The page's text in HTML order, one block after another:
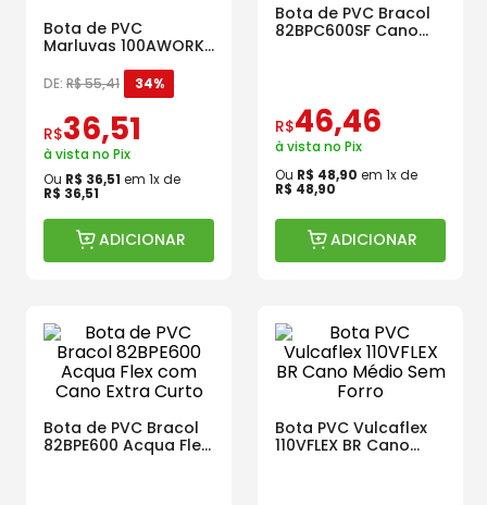
Bota de PVC
Marluvas 100AWORK
com Forro
DE: R$55,41 34%
R$36,51
à vista no Pix
Ou R$ 36,51 em 1x de
R$ 36,51
ADICIONAR
Bota de PVC Bracol
82BPC600SF Cano
R$46,46
à vista no Pix
Ou R$ 48,90 em 1x de
R$ 48,90
ADICIONAR
Bota de PVC Bracol
82BPE600 Acqua Flex
com Cano Extra
Bota PVC Vulcaflex
110VFLEX BR Cano